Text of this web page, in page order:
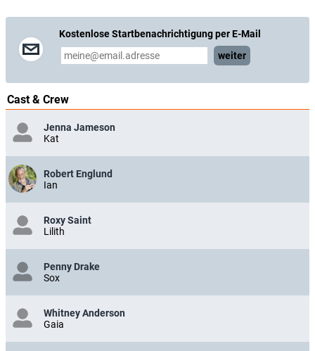
Kostenlose Startbenachrichtigung per E-Mail
weiter
Cast & Crew
Jenna Jameson
Kat
Robert Englund
Ian
Roxy Saint
Lilith
Penny Drake
Sox
Whitney Anderson
Gaia